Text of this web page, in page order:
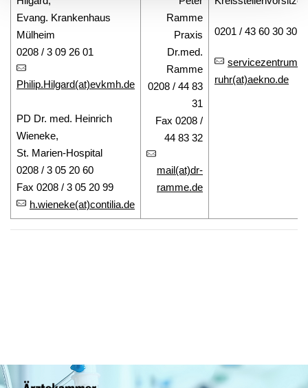
Evang. Krankenhaus
Mülheim
0208 / 3 09 26 01
Philip.Hilgard(at)evkmh.de
PD Dr. med. Heinrich
Wieneke,
St. Marien-Hospital
0208 / 3 05 20 60
Fax 0208 / 3 05 20 99
h.wieneke(at)contilia.de
Ramme
Praxis
Dr.med.
Ramme
0208 / 44 83
31
Fax 0208 /
44 83 32
mail(at)dr-
ramme.de
0201 / 43 60 30 30
servicezentrum-
ruhr(at)aekno.de